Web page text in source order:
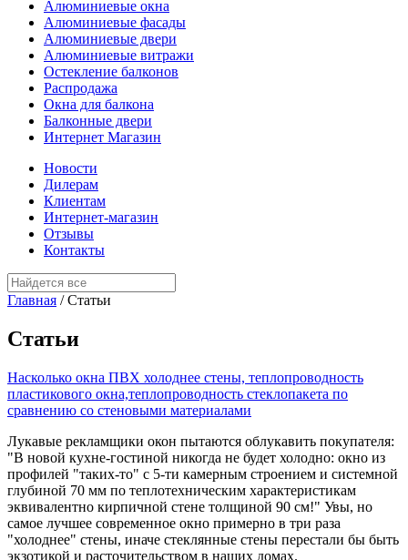
Алюминиевые окна
Алюминиевые фасады
Алюминиевые двери
Алюминиевые витражи
Остекление балконов
Распродажа
Окна для балкона
Балконные двери
Интернет Магазин
Новости
Дилерам
Клиентам
Интернет-магазин
Отзывы
Контакты
Главная /Статьи
Статьи
Насколько окна ПВХ холоднее стены, теплопроводность
пластикового окна,теплопроводность стеклопакета по
сравнению со стеновыми материалами
Лукавые рекламщики окон пытаются облукавить покупателя:
"В новой кухне-гостиной никогда не будет холодно: окно из
профилей "таких-то" с 5-ти камерным строением и системной
глубиной 70 мм по теплотехническим характеристикам
эквивалентно кирпичной стене толщиной 90 см!" Увы, но
самое лучшее современное окно примерно в три раза
"холоднее" стены, иначе стеклянные стены перестали бы быть
экзотикой и расточительством в наших домах.